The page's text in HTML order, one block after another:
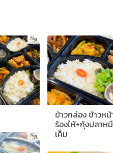
ข้าวกล่อง ข้าวห
ร้องไห้+กุ้งปลาห
เค็ม